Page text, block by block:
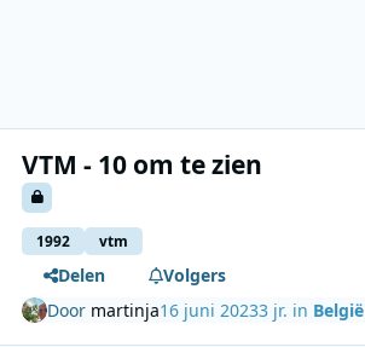
VTM - 10 om te zien
1992 vtm
Delen
Volgers
Door martinja16 juni 20233 jr. in België